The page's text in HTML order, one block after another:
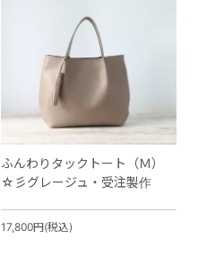
ふんわりタックトート（Ｍ）
☆彡グレージュ・受注製作
17,800円(税込)